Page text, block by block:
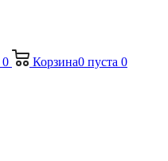
0 Корзина0 пуста 0